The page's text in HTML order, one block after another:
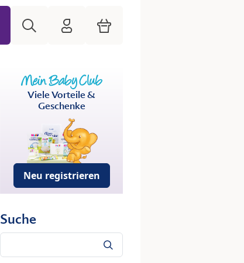
HiPP Mein Babyclub
Warenkorb
Viele Vorteile &
Geschenke
Neu registrieren
Suche